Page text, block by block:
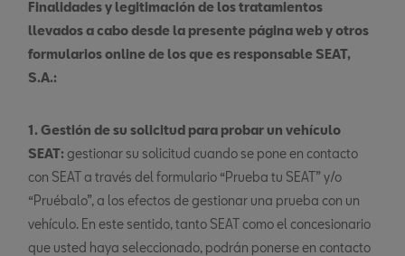
Finalidades y legitimación de los tratamientos
llevados a cabo desde la presente página web y otros
formularios online de los que es responsable SEAT,
S.A.:
1. Gestión de su solicitud para probar un vehículo
SEAT: gestionar su solicitud cuando se pone en contacto
con SEAT a través del formulario “Prueba tu SEAT” y/o
“Pruébalo”, a los efectos de gestionar una prueba con un
vehículo. En este sentido, tanto SEAT como el concesionario
que usted haya seleccionado, podrán ponerse en contacto